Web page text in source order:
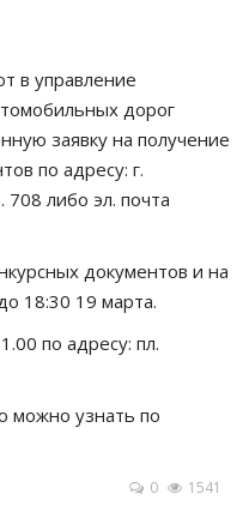
в управление
дорог
заявку на получение
по адресу: г.
либо эл. почта
документов и на
18:30 19 марта.
по адресу: пл.
можно узнать по
0 1541